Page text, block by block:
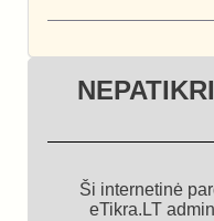
Ši internetinė
eTikra.LT